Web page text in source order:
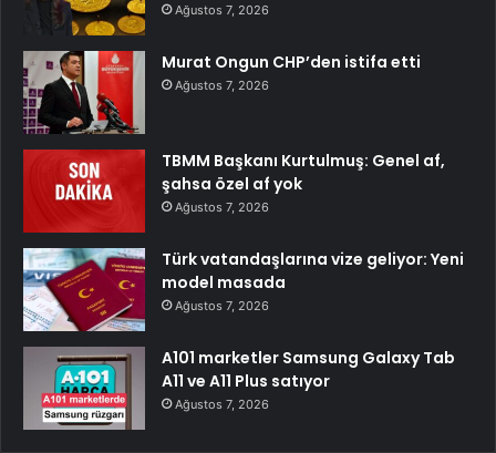
Ağustos 7, 2026
Murat Ongun CHP’den istifa etti
Ağustos 7, 2026
TBMM Başkanı Kurtulmuş: Genel af,
şahsa özel af yok
Ağustos 7, 2026
Türk vatandaşlarına vize geliyor: Yeni
model masada
Ağustos 7, 2026
A101 marketler Samsung Galaxy Tab
A11 ve A11 Plus satıyor
Ağustos 7, 2026